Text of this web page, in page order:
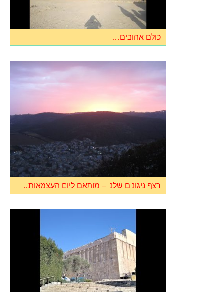
כולם אהובים…
רצף ניגונים שלנו – מותאם ליום העצמאות…